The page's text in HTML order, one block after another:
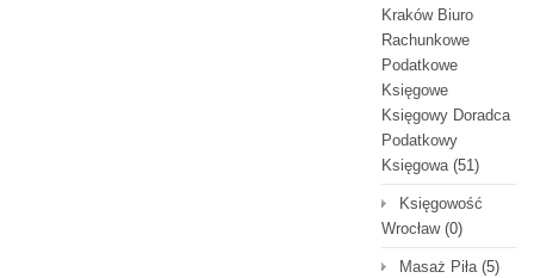
Kraków Biuro
Rachunkowe
Podatkowe
Księgowe
Księgowy Doradca
Podatkowy
Księgowa(51)
Księgowość
Wrocław(0)
Masaż Piła(5)